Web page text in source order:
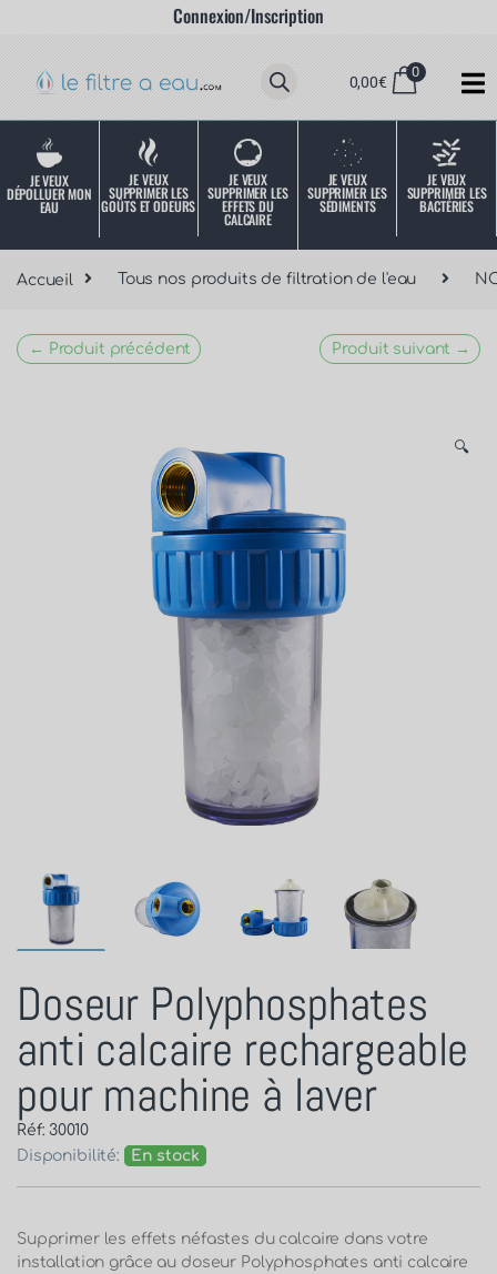
Connexion/Inscription
0,00€
0
JE VEUX
DÉPOLLUER MON
EAU
JE VEUX
SUPPRIMER LES
GOÛTS ET ODEURS
JE VEUX
SUPPRIMER LES
EFFETS DU
CALCAIRE
JE VEUX
SUPPRIMER LES
SÉDIMENTS
JE VEUX
SUPPRIMER LES
BACTÉRIES
Accueil Tous nos produits de filtration de l'eau
← Produit précédent Produit suivant →
🔍
Doseur Polyphosphates
anti calcaire rechargeable
pour machine à laver
Réf: 30010
Disponibilité:
En stock
Supprimer les effets néfastes du calcaire dans votre
installation grâce au doseur Polyphosphates anti calcaire